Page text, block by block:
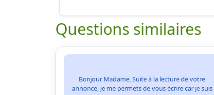
Questions similaires
Bonjour Madame, Suite à la lecture de votre
annonce, je me permets de vous écrire car je suis